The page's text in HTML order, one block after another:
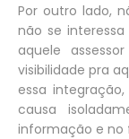
Por outro lado,
não se
aquele
visibilidade pra
essa
causa
informação e no